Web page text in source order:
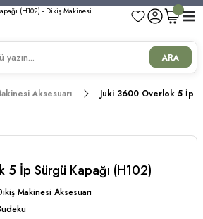
Üzeri Alışverişlerde Kargo Bedava!
Üzeri Alışverişlerde Kargo Bedava!
Üzeri Alışverişlerde Kargo Bedava!
ARA
Aksesuarı Juki 3600 Overlok 5 İp
5 İp Sürgü Kapağı (H102)
Makinesi Aksesuarı